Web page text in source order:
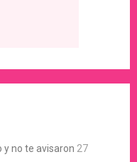
y no te avisaron 27